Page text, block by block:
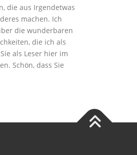
die aus Irgendetwas
machen. Ich
die wunderbaren
die ich als
als Leser hier im
Schön, dass Sie